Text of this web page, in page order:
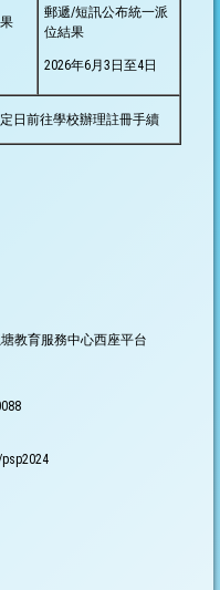
郵遞/短訊公布統一派
位結果
2026年6月3日至4日
日前往學校辦理註冊手續
教育服務中心西座平台
4